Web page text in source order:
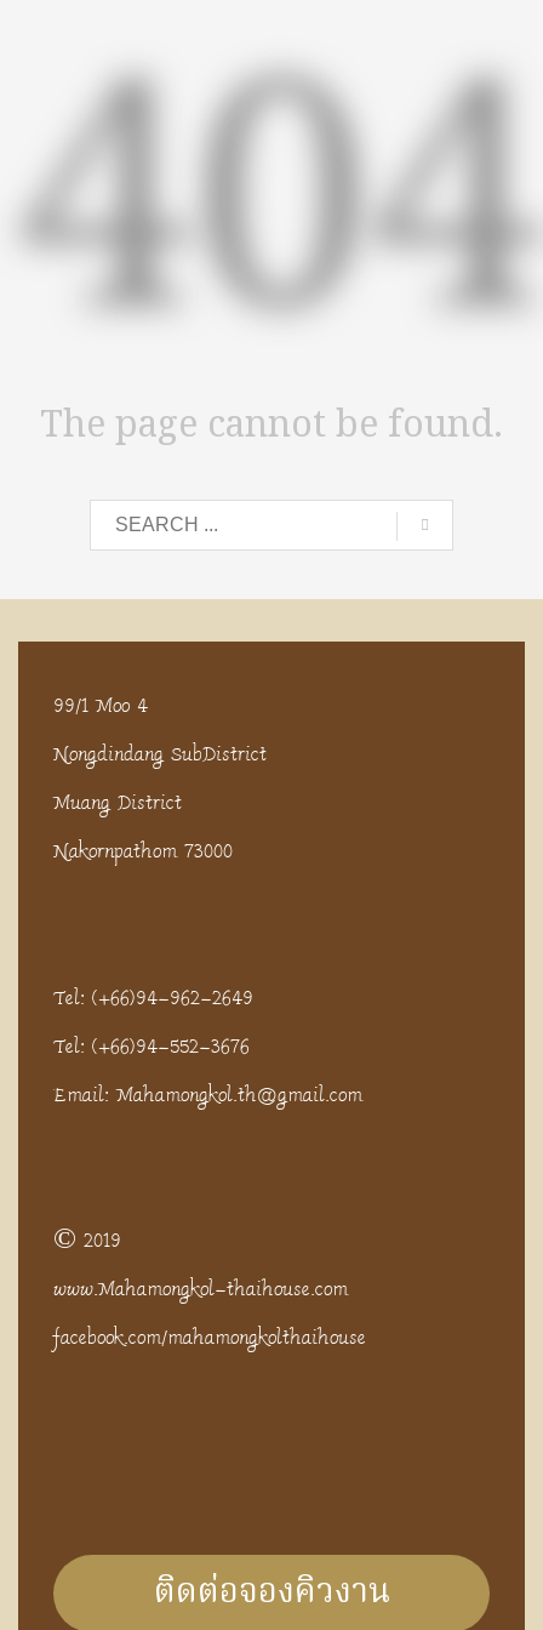
The page cannot be found.
99/1 Moo 4
Nongdindang SubDistrict
Muang District
Nakornpathom 73000
Tel: (+66)94-962-2649
Tel: (+66)94-552-3676
Email: Mahamongkol.th@gmail.com
© 2019
www.Mahamongkol-thaihouse.com
facebook.com/mahamongkolthaihouse
ติดต่อจองคิวงาน